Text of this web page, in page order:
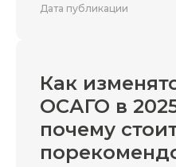
Дата публикации
Как
ОСАГО в
почему